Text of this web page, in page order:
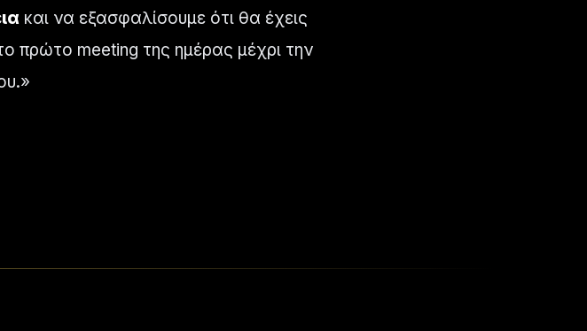
και να εξασφαλίσουμε ότι θα έχεις
πρώτο meeting της ημέρας μέχρι την